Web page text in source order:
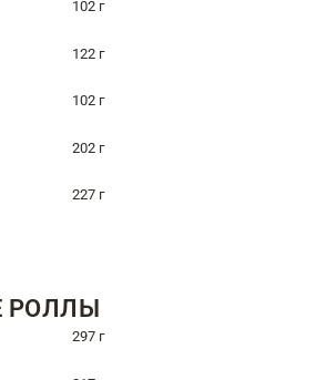
102 г
122 г
102 г
202 г
227 г
РОЛЛЫ
297 г